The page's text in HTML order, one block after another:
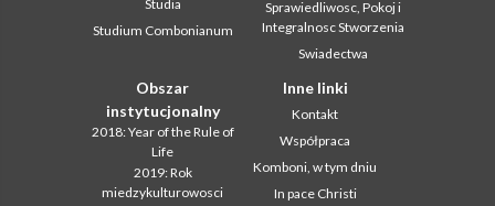
Studia
Studium Combonianum
Sprawiedliwosc, Pokoj i
Integralnosc Stworzenia
Swiadectwa
Obszar
instytucjonalny
2018: Year of the Rule of
Life
2019: Rok
miedzykulturowosci
Inne linki
Kontakt
Współpraca
Komboni, w tym dniu
In pace Christi